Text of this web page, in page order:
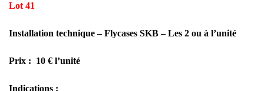
Lot 41
Installation technique – Flycases SKB – Les 2 ou à l’unité
Prix : 10 € l’unité
Indications :